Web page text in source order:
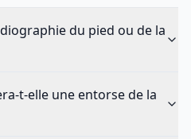
du pied ou de la
t-elle une entorse de la